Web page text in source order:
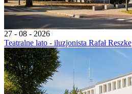
27 - 08 - 2026
Teatralne lato - iluzjonista Rafał Reszke